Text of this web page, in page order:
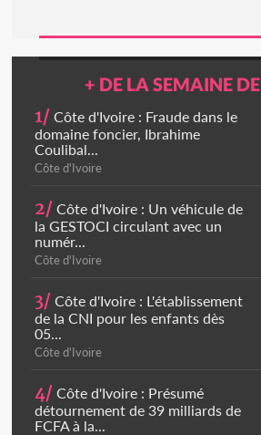
+ DE LA SEMAINE
1/ Côte d'Ivoire : Fraude dans le
domaine foncier, Ibrahime
Coulibal...
Côte d'Ivoire
2/ Côte d'Ivoire : Un véhicule de
la GESTOCI circulant avec un
numér...
Côte d'Ivoire
3/ Côte d'Ivoire : L'établissement
de la CNI pour les enfants dès
05...
Côte d'Ivoire
4/ Côte d'Ivoire : Présumé
détournement de 39 milliards de
FCFA à la...